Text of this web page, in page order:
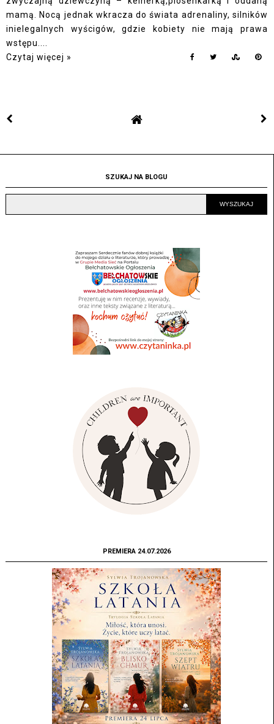
mamą. Nocą jednak wkracza do świata adrenaliny, silników
inielegalnych wyścigów, gdzie kobiety nie mają prawa
wstępu....
Czytaj więcej »
SZUKAJ NA BLOGU
PREMIERA 24.07.2026